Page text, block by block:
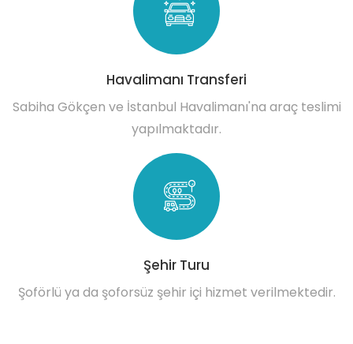
Havalimanı Transferi
Sabiha Gökçen ve İstanbul Havalimanı'na araç teslimi
yapılmaktadır.
Şehir Turu
Şoförlü ya da şoforsüz şehir içi hizmet verilmektedir.